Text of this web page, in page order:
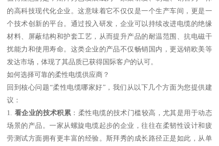
的高科技现代化企业。这意味着它不仅仅是一个生产车间，更是一
个技术创新的平台。通过投入研发，企业可以持续改进电缆的绝缘
材料、屏蔽结构和护套工艺，从而提升产品的耐温范围、抗电磁干
扰能力和使用寿命。这类企业的产品不仅畅销国内，更远销欧美等
发达市场，体现了其品质已获得国际客户的认可。
如何选择可靠的柔性电缆供应商？
回到核心问题“柔性电缆哪家好”，我们从以下几个方面为您提供建
议：
1. 看企业的技术积累 ：柔性电缆的技术门槛较高，尤其是用于动态
场景的产品。一家从螺旋电缆起步的企业，往往在柔韧性设计和疲
劳测试方面拥有更丰富的经验。斯拜秀的成长路径正是如此，从单